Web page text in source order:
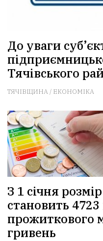
До уваги
Тячівського
ТЯЧІВЩИНА/ ЕКОНОМІКА
З 1 січня
становить 4723
прожиткового
гривень